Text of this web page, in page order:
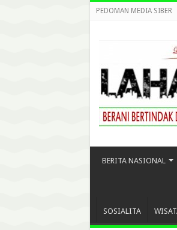
PEDOMAN MEDIA SIBER
BERITA NASIONAL
SOSIALITA